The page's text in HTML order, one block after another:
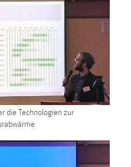
die Technologien zur
nutzen zu können.
frame-style-
mibew_locale = 3